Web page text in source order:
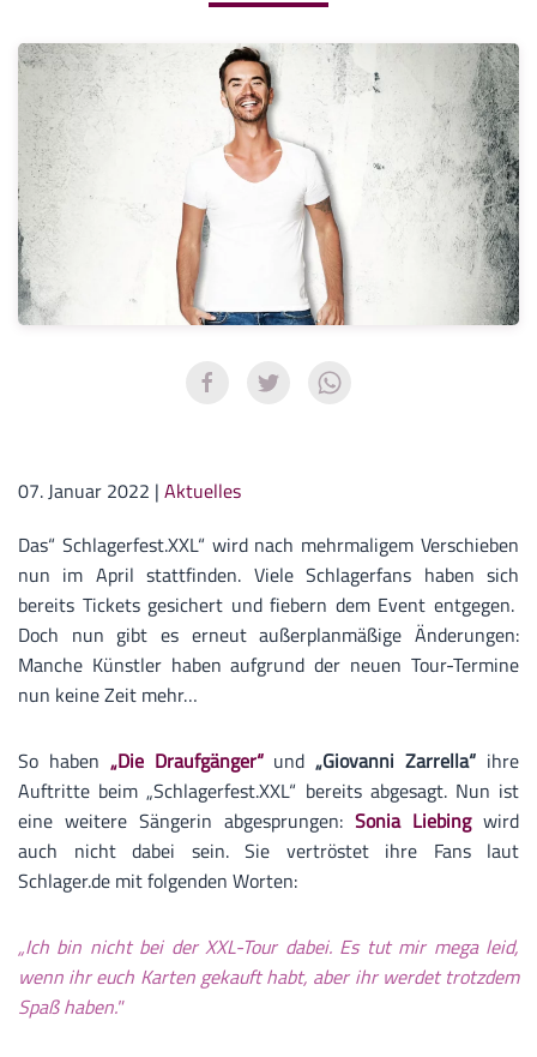
07. Januar 2022 | Aktuelles
Das“ Schlagerfest.XXL“ wird nach mehrmaligem Verschieben
nun im April stattfinden. Viele Schlagerfans haben sich
bereits Tickets gesichert und fiebern dem Event entgegen.
Doch nun gibt es erneut außerplanmäßige Änderungen:
Manche Künstler haben aufgrund der neuen Tour-Termine
nun keine Zeit mehr…
So haben „Die Draufgänger“ und„Giovanni Zarrella“ ihre
Auftritte beim „Schlagerfest.XXL“ bereits abgesagt. Nun ist
eine weitere Sängerin abgesprungen: Sonia Liebingwird
auch nicht dabei sein. Sie vertröstet ihre Fans laut
Schlager.de mit folgenden Worten:
„Ich bin nicht bei der XXL-Tour dabei. Es tut mir mega leid,
wenn ihr euch Karten gekauft habt, aber ihr werdet trotzdem
Spaß haben."